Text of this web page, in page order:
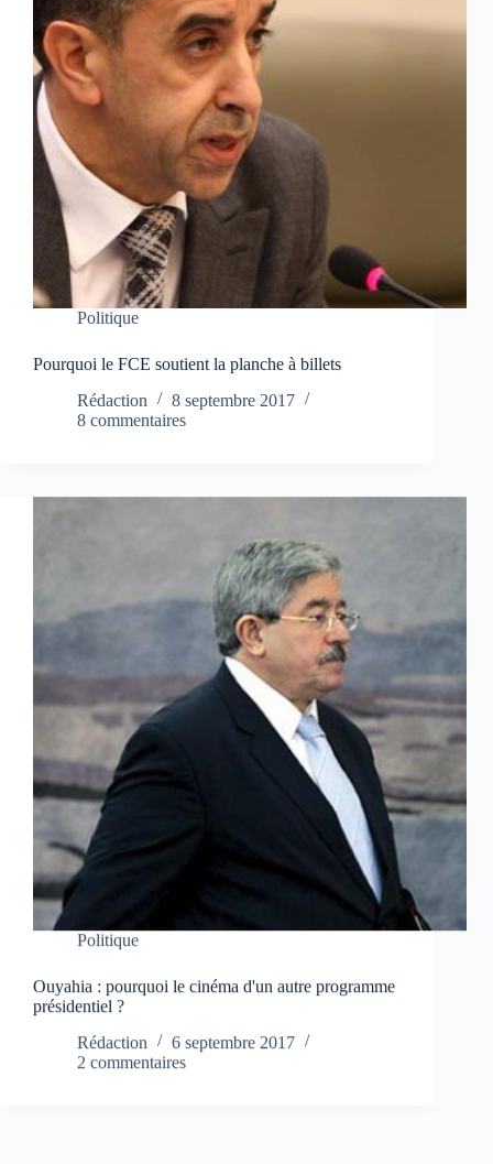
Politique
Pourquoi le FCE soutient la planche à billets
Rédaction
8 septembre 2017
8 commentaires
Politique
Ouyahia : pourquoi le cinéma d'un autre programme
présidentiel ?
Rédaction
6 septembre 2017
2 commentaires